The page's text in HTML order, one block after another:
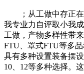
；从工做中存正在
我专业力自评取小我
工做，产物多样性带
FTU、罩式FTU等多
具有多种设置装备摆
10、12等多种选择。